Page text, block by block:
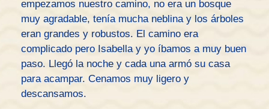
empezamos nuestro camino, no era un bosque
muy agradable, tenía mucha neblina y los árboles
eran grandes y robustos. El camino era
complicado pero Isabella y yo íbamos a muy buen
paso. Llegó la noche y cada una armó su casa
para acampar. Cenamos muy ligero y
descansamos.